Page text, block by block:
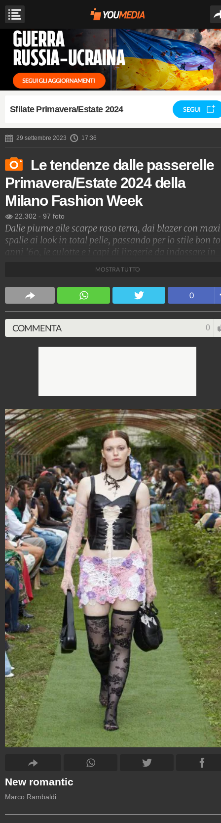
Sfilate Primavera/Estate 2024 SEGUI
29 settembre 2023 17:36
Le tendenze dalle passerelle
Primavera/Estate 2024 della
Milano Fashion Week
22.302 - 97 foto
Dalle piume alle scarpe raso terra, dai blazer con maxi
spalle ai look in total pelle, passando per lo stile bon
anni '60, le culotte e i capi di lingerie da indossare in
Stile e trend
MOSTRA TUTTO
0
COMMENTA 0
New romantic
Marco Rambaldi